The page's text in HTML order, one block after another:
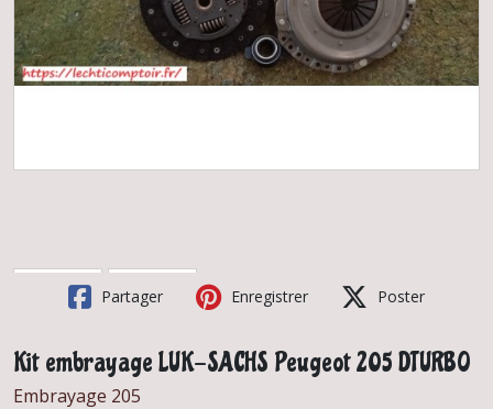
Partager Enregistrer Poster
Kit embrayage LUK-SACHS Peugeot 205 DTURBO
Embrayage 205